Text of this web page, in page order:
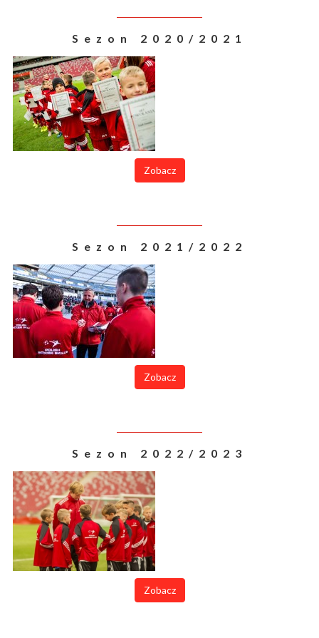
Sezon 2020/2021
Zobacz
Sezon 2021/2022
Zobacz
Sezon 2022/2023
Zobacz